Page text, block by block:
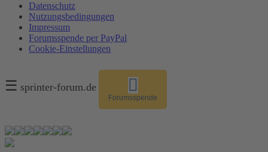
Datenschutz
Nutzungsbedingungen
Impressum
Forumsspende per PayPal
Cookie-Einstellungen
☰ sprinter-forum.de
Forumsspende